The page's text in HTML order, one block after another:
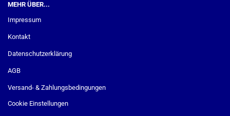
MEHR ÜBER...
Impressum
Kontakt
Datenschutzerklärung
AGB
Versand- & Zahlungsbedingungen
Cookie Einstellungen